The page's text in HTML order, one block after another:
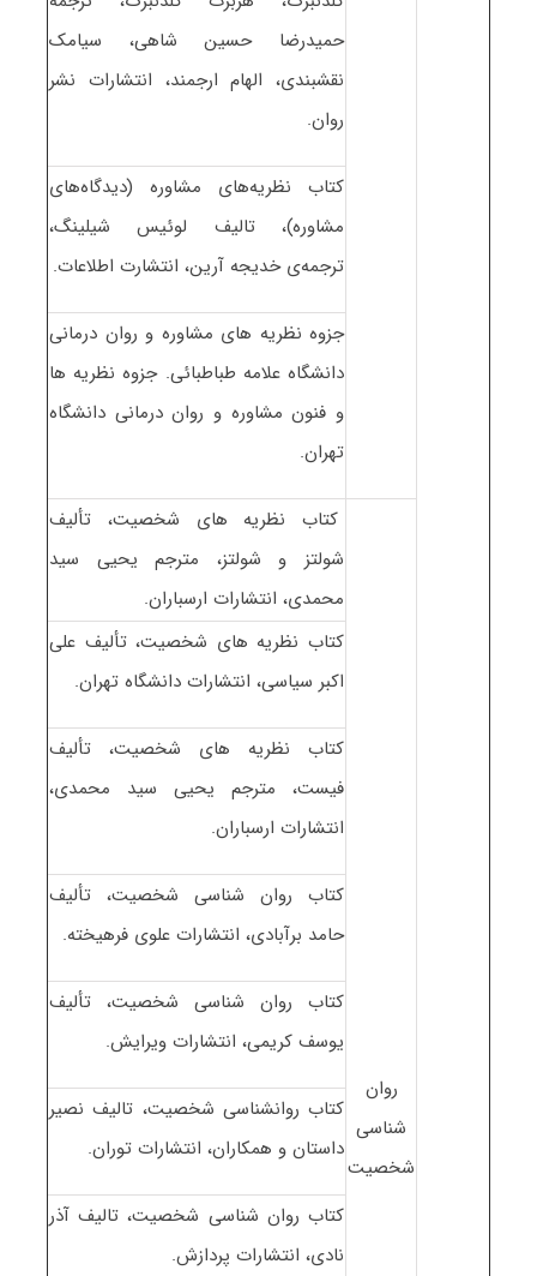
حمیدرضا حسین شاهی، سیامک
نقشبندی، الهام ارجمند، انتشارات نشر
روان.
کتاب نظریه‌های مشاوره (دیدگاه‌های
مشاوره)، تالیف لوئیس شیلینگ،
ترجمه‌ی خدیجه آرین، انتشارت اطلاعات.
جزوه نظریه های مشاوره و روان درمانی
دانشگاه علامه طباطبائی. جزوه نظریه ها
و فنون مشاوره و روان درمانی دانشگاه
تهران.
روان
شناسی
شخصیت
کتاب نظریه های شخصیت، تألیف
شولتز و شولتز، مترجم یحیی سید
محمدی، انتشارات ارسباران.
کتاب نظریه های شخصیت، تألیف علی
اکبر سیاسی، انتشارات دانشگاه تهران.
کتاب نظریه های شخصیت، تألیف
فیست، مترجم یحیی سید محمدی،
انتشارات ارسباران.
کتاب روان شناسی شخصیت، تألیف
حامد برآبادی، انتشارات علوی فرهیخته.
کتاب روان شناسی شخصیت، تألیف
یوسف کریمی، انتشارات ویرایش.
کتاب روانشناسی شخصیت، تالیف نصیر
داستان و همکاران، انتشارات توران.
کتاب روان شناسی شخصیت، تالیف آذر
نادی، انتشارات پردازش.